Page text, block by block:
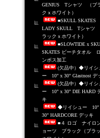
GENIUS Tシャツ （ブ
クｘホワイト）
■SKULL SKATES
LADY SKULL Tシャツ
ラックｘホワイト）
■SLOWTIDE x
SKATES ビーチタオル
ンボス加工
(欠品中）◆リイシ
ー 10" x 30" Glastnost デ
(欠品中）◆リイシ
ー 10" x 30" DIE HARD
キ
◆リイシュー 10"
30" HARDCORE デッキ
■４ ロゴ ナイロ
ョーツ ブラック（ブラ